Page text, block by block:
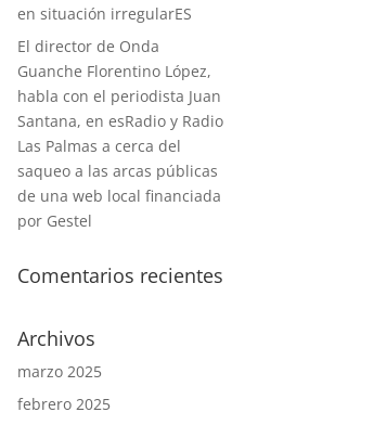
en situación irregularES
El director de Onda
Guanche Florentino López,
habla con el periodista Juan
Santana, en esRadio y Radio
Las Palmas a cerca del
saqueo a las arcas públicas
de una web local financiada
por Gestel
Comentarios recientes
Archivos
marzo 2025
febrero 2025